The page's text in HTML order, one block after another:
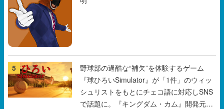
5
野球部の過酷な“補欠”を体験するゲーム
『球ひろいSimulator』が「1件」のウィッ
シュリストをもとにチェコ語に対応しSNS
で話題に。『キングダム・カム』開発元や